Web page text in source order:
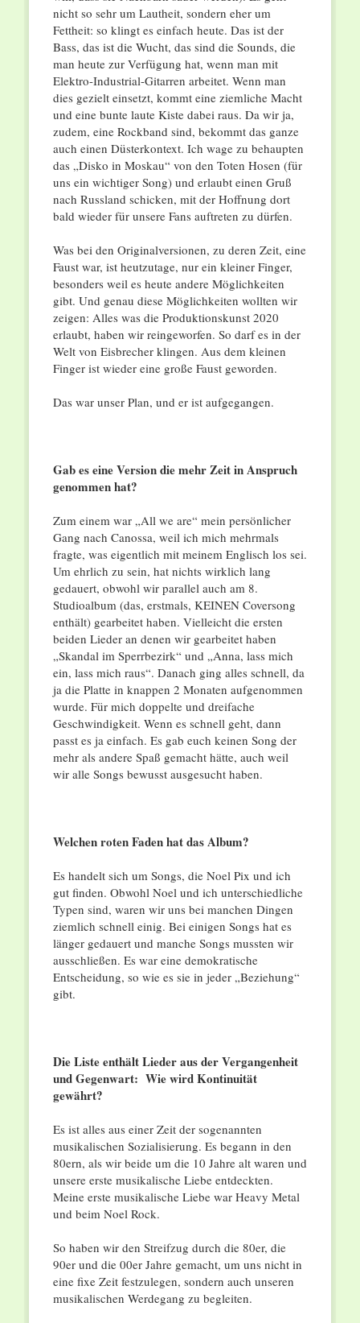
nicht so sehr um Lautheit, sondern eher um
Fettheit: so klingt es einfach heute. Das ist der
Bass, das ist die Wucht, das sind die Sounds, die
man heute zur Verfügung hat, wenn man mit
Elektro-Industrial-Gitarren arbeitet. Wenn man
dies gezielt einsetzt, kommt eine ziemliche Macht
und eine bunte laute Kiste dabei raus. Da wir ja,
zudem, eine Rockband sind, bekommt das ganze
auch einen Düsterkontext. Ich wage zu behaupten
das „Disko in Moskau“ von den Toten Hosen (für
uns ein wichtiger Song) und erlaubt einen Gruß
nach Russland schicken, mit der Hoffnung dort
bald wieder für unsere Fans auftreten zu dürfen.
Was bei den Originalversionen, zu deren Zeit, eine
Faust war, ist heutzutage, nur ein kleiner Finger,
besonders weil es heute andere Möglichkeiten
gibt. Und genau diese Möglichkeiten wollten wir
zeigen: Alles was die Produktionskunst 2020
erlaubt, haben wir reingeworfen. So darf es in der
Welt von Eisbrecher klingen. Aus dem kleinen
Finger ist wieder eine große Faust geworden.
Das war unser Plan, und er ist aufgegangen.
Gab es eine Version die mehr Zeit in Anspruch
genommen hat?
Zum einem war „All we are“ mein persönlicher
Gang nach Canossa, weil ich mich mehrmals
fragte, was eigentlich mit meinem Englisch los sei.
Um ehrlich zu sein, hat nichts wirklich lang
gedauert, obwohl wir parallel auch am 8.
Studioalbum (das, erstmals, KEINEN Coversong
enthält) gearbeitet haben. Vielleicht die ersten
beiden Lieder an denen wir gearbeitet haben
„Skandal im Sperrbezirk“ und „Anna, lass mich
ein, lass mich raus“. Danach ging alles schnell, da
ja die Platte in knappen 2 Monaten aufgenommen
wurde. Für mich doppelte und dreifache
Geschwindigkeit. Wenn es schnell geht, dann
passt es ja einfach. Es gab euch keinen Song der
mehr als andere Spaß gemacht hätte, auch weil
wir alle Songs bewusst ausgesucht haben.
Welchen roten Faden hat das Album?
Es handelt sich um Songs, die Noel Pix und ich
gut finden. Obwohl Noel und ich unterschiedliche
Typen sind, waren wir uns bei manchen Dingen
ziemlich schnell einig. Bei einigen Songs hat es
länger gedauert und manche Songs mussten wir
ausschließen. Es war eine demokratische
Entscheidung, so wie es sie in jeder „Beziehung“
gibt.
Die Liste enthält Lieder aus der Vergangenheit
und Gegenwart: Wie wird Kontinuität
gewährt?
Es ist alles aus einer Zeit der sogenannten
musikalischen Sozialisierung. Es begann in den
80ern, als wir beide um die 10 Jahre alt waren und
unsere erste musikalische Liebe entdeckten.
Meine erste musikalische Liebe war Heavy Metal
und beim Noel Rock.
So haben wir den Streifzug durch die 80er, die
90er und die 00er Jahre gemacht, um uns nicht in
eine fixe Zeit festzulegen, sondern auch unseren
musikalischen Werdegang zu begleiten.